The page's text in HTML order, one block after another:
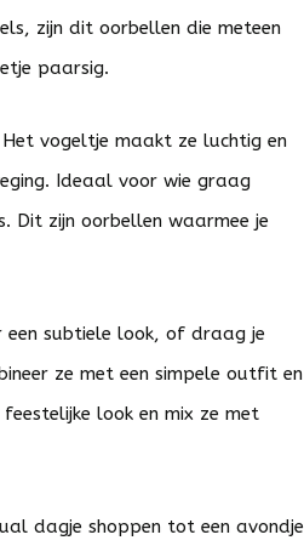
zijn dit oorbellen die meteen
paarsig.
vogeltje maakt ze luchtig en
Ideaal voor wie graag
Dit zijn oorbellen waarmee je
een subtiele look, of draag je
ze met een simpele outfit en
look en mix ze met
dagje shoppen tot een avondje